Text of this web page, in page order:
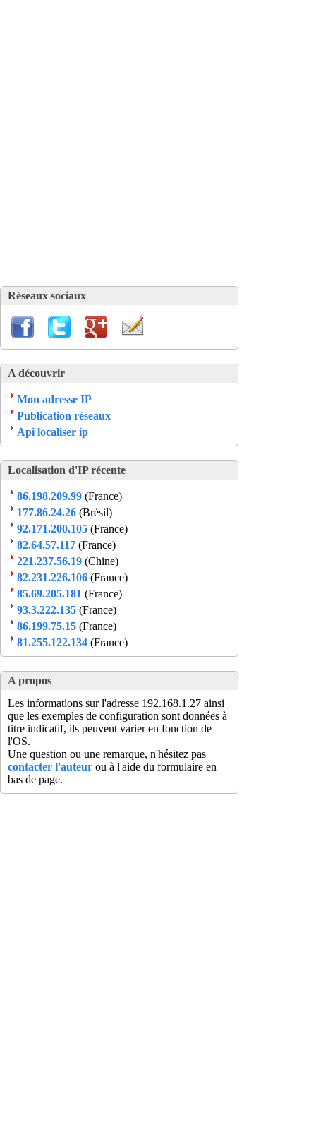
Réseaux sociaux
A découvrir
Mon adresse IP
Publication réseaux
Api localiser ip
Localisation d'IP récente
86.198.209.99 (France)
177.86.24.26 (Brésil)
92.171.200.105 (France)
82.64.57.117 (France)
221.237.56.19 (Chine)
82.231.226.106 (France)
85.69.205.181 (France)
93.3.222.135 (France)
86.199.75.15 (France)
81.255.122.134 (France)
A propos
Les informations sur l'adresse 192.168.1.27 ainsi
que les exemples de configuration sont données à
titre indicatif, ils peuvent varier en fonction de
l'OS.
Une question ou une remarque, n'hésitez pas
contacter l'auteur ou à l'aide du formulaire en
bas de page.